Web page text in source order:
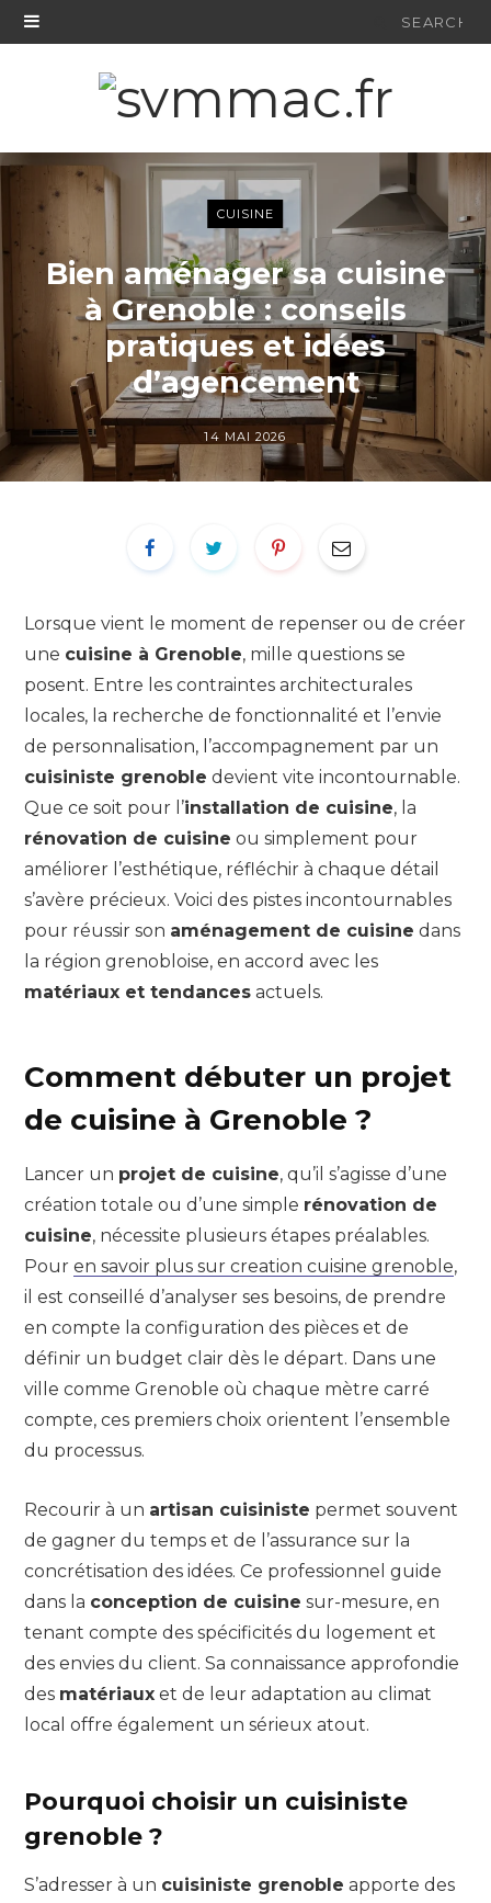
Search
CUISINE
Bien aménager sa cuisine
à Grenoble : conseils
pratiques et idées
d’agencement
14 MAI 2026
Lorsque vient le moment de repenser ou de créer
une cuisine à Grenoble, mille questions se
posent. Entre les contraintes architecturales
locales, la recherche de fonctionnalité et l’envie
de personnalisation, l’accompagnement par un
cuisiniste grenoble devient vite incontournable.
Que ce soit pour l’installation de cuisine, la
rénovation de cuisine ou simplement pour
améliorer l’esthétique, réfléchir à chaque détail
s’avère précieux. Voici des pistes incontournables
pour réussir son aménagement de cuisine dans
la région grenobloise, en accord avec les
matériaux et tendances actuels.
Comment débuter un projet
de cuisine à Grenoble ?
Lancer un projet de cuisine, qu’il s’agisse d’une
création totale ou d’une simple rénovation de
cuisine, nécessite plusieurs étapes préalables.
Pour en savoir plus sur creation cuisine grenoble,
il est conseillé d’analyser ses besoins, de prendre
en compte la configuration des pièces et de
définir un budget clair dès le départ. Dans une
ville comme Grenoble où chaque mètre carré
compte, ces premiers choix orientent l’ensemble
du processus.
Recourir à un artisan cuisiniste permet souvent
de gagner du temps et de l’assurance sur la
concrétisation des idées. Ce professionnel guide
dans la conception de cuisine sur-mesure, en
tenant compte des spécificités du logement et
des envies du client. Sa connaissance approfondie
des matériaux et de leur adaptation au climat
local offre également un sérieux atout.
Pourquoi choisir un cuisiniste
grenoble ?
S’adresser à un cuisiniste grenoble apporte des